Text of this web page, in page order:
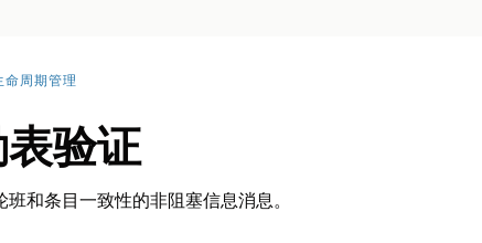
命周期管理
验证
和条目一致性的非阻塞信息消息。